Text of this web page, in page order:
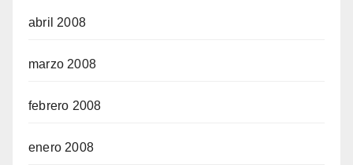
abril 2008
marzo 2008
febrero 2008
enero 2008